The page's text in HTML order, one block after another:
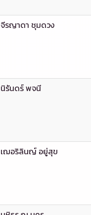
จีรญาดา ชุมดวง
นิรันดร์ พจนี
เฌอริลินญ์ อยู่สุข